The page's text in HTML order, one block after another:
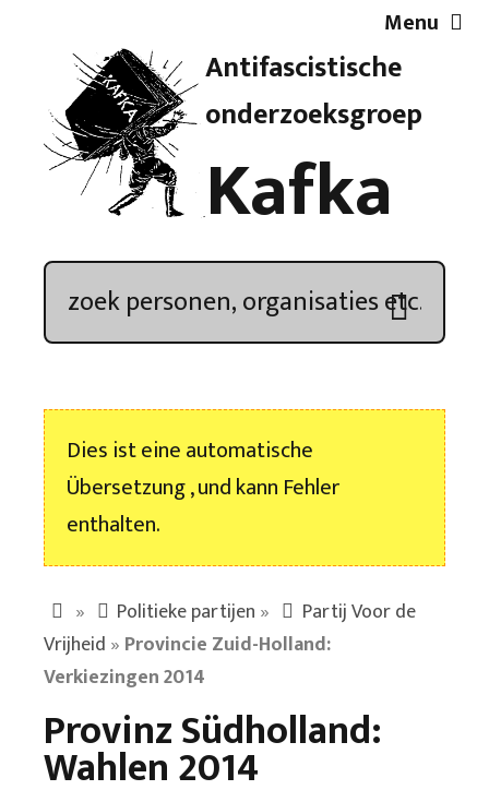
Antifascistische
onderzoeksgroep
Kafka
Menu
Artikelen
Demonstratieoverzicht
Kroniek
Nieuwsbrief
Dies ist eine automatische
Übersetzung , und kann Fehler
enthalten.
» Politieke partijen »
Partij Voor de
Vrijheid » Provincie Zuid-Holland:
Verkiezingen 2014
Provinz Südholland:
Wahlen 2014